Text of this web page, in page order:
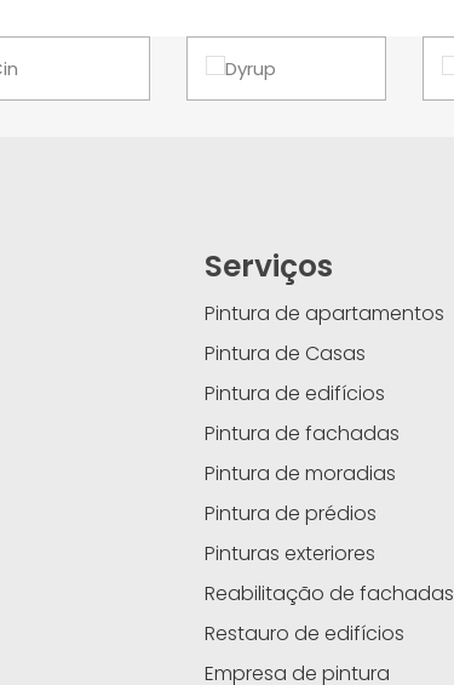
Serviços
Pintura de apartamentos
Pintura de Casas
Pintura de edifícios
Pintura de fachadas
Pintura de moradias
Pintura de prédios
Pinturas exteriores
Reabilitação de fachadas
Restauro de edifícios
Empresa de pintura